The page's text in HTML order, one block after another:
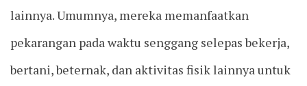
lainnya. Umumnya, mereka memanfaatkan
pekarangan pada waktu senggang selepas bekerja,
bertani, beternak, dan aktivitas fisik lainnya untuk